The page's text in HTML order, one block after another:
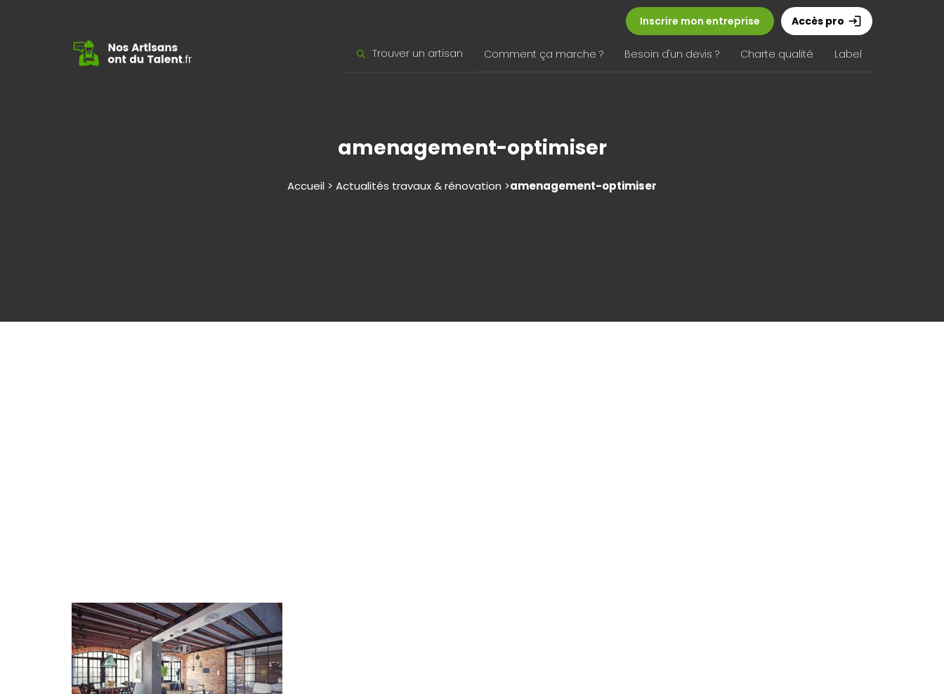
Inscrire mon entreprise Accès pro login
Trouver un artisan Comment ça marche ? Besoin d'un devis ? Charte qualité Label
amenagement-optimiser
Accueil > Actualités travaux & rénovation >amenagement-optimiser